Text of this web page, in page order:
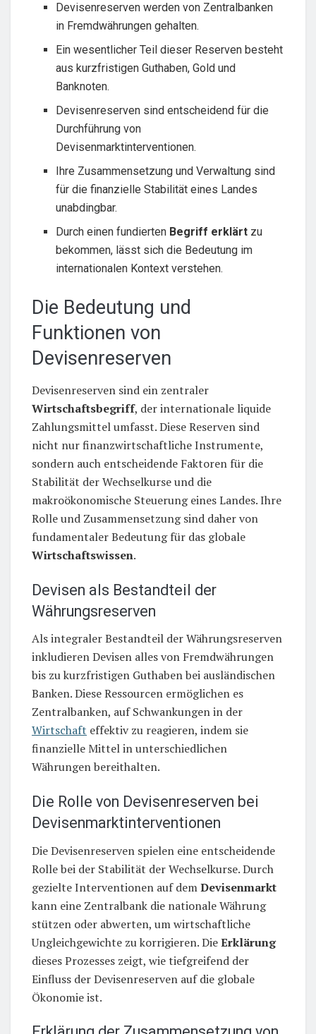
Devisenreserven werden von Zentralbanken
in Fremdwährungen gehalten.
Ein wesentlicher Teil dieser Reserven besteht
aus kurzfristigen Guthaben, Gold und
Banknoten.
Devisenreserven sind entscheidend für die
Durchführung von
Devisenmarktinterventionen.
Ihre Zusammensetzung und Verwaltung sind
für die finanzielle Stabilität eines Landes
unabdingbar.
Durch einen fundierten Begriff erklärt zu
bekommen, lässt sich die Bedeutung im
internationalen Kontext verstehen.
Die Bedeutung und
Funktionen von
Devisenreserven
Devisenreserven sind ein zentraler
Wirtschaftsbegriff, der internationale liquide
Zahlungsmittel umfasst. Diese Reserven sind
nicht nur finanzwirtschaftliche Instrumente,
sondern auch entscheidende Faktoren für die
Stabilität der Wechselkurse und die
makroökonomische Steuerung eines Landes. Ihre
Rolle und Zusammensetzung sind daher von
fundamentaler Bedeutung für das globale
Wirtschaftswissen.
Devisen als Bestandteil der
Währungsreserven
Als integraler Bestandteil der Währungsreserven
inkludieren Devisen alles von Fremdwährungen
bis zu kurzfristigen Guthaben bei ausländischen
Banken. Diese Ressourcen ermöglichen es
Zentralbanken, auf Schwankungen in der
Wirtschaft effektiv zu reagieren, indem sie
finanzielle Mittel in unterschiedlichen
Währungen bereithalten.
Die Rolle von Devisenreserven bei
Devisenmarktinterventionen
Die Devisenreserven spielen eine entscheidende
Rolle bei der Stabilität der Wechselkurse. Durch
gezielte Interventionen auf demDevisenmarkt
kann eine Zentralbank die nationale Währung
stützen oder abwerten, um wirtschaftliche
Ungleichgewichte zu korrigieren. DieErklärung
dieses Prozesses zeigt, wie tiefgreifend der
Einfluss der Devisenreserven auf die globale
Ökonomie ist.